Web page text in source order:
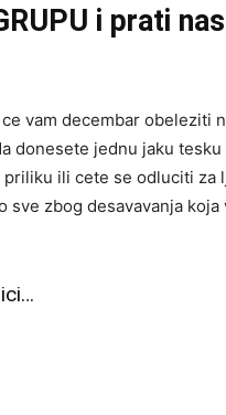
i prati
vam decembar obeleziti
donesete jednu jaku
ili cete se odluciti za
sve zbog desavavanja